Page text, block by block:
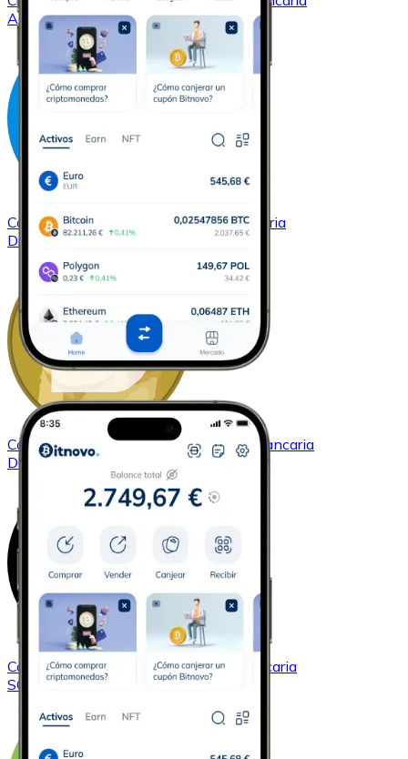
ADA
ComprarDash
con transferencia bancaria
DASH
ComprarDogecoincon transferencia bancaria
DOGE
ComprarSolana
con transferencia bancaria
SOL